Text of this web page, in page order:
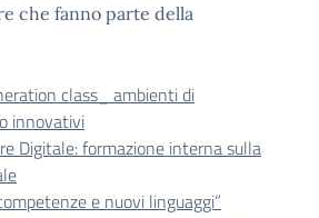
che fanno parte della
class_ ambienti di
innovativi
Digitale: formazione interna sulla
e nuovi linguaggi”